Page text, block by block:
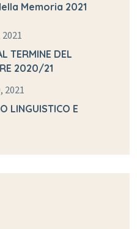
Memoria 2021
TERMINE DEL
2020/21
2021
LINGUISTICO E